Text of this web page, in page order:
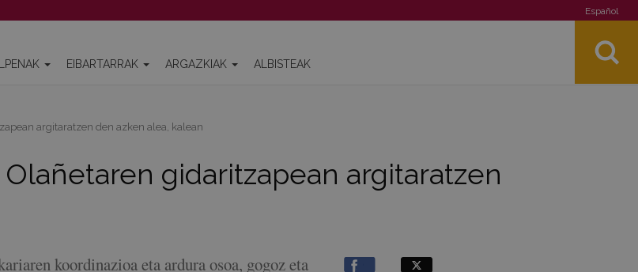
Español
EIBARTARRAK ARGAZKIAK ALBISTEAK
argitaratzen den azken alea, kalean
gidaritzapean argitaratzen
koordinazioa eta ardura osoa, gogoz eta